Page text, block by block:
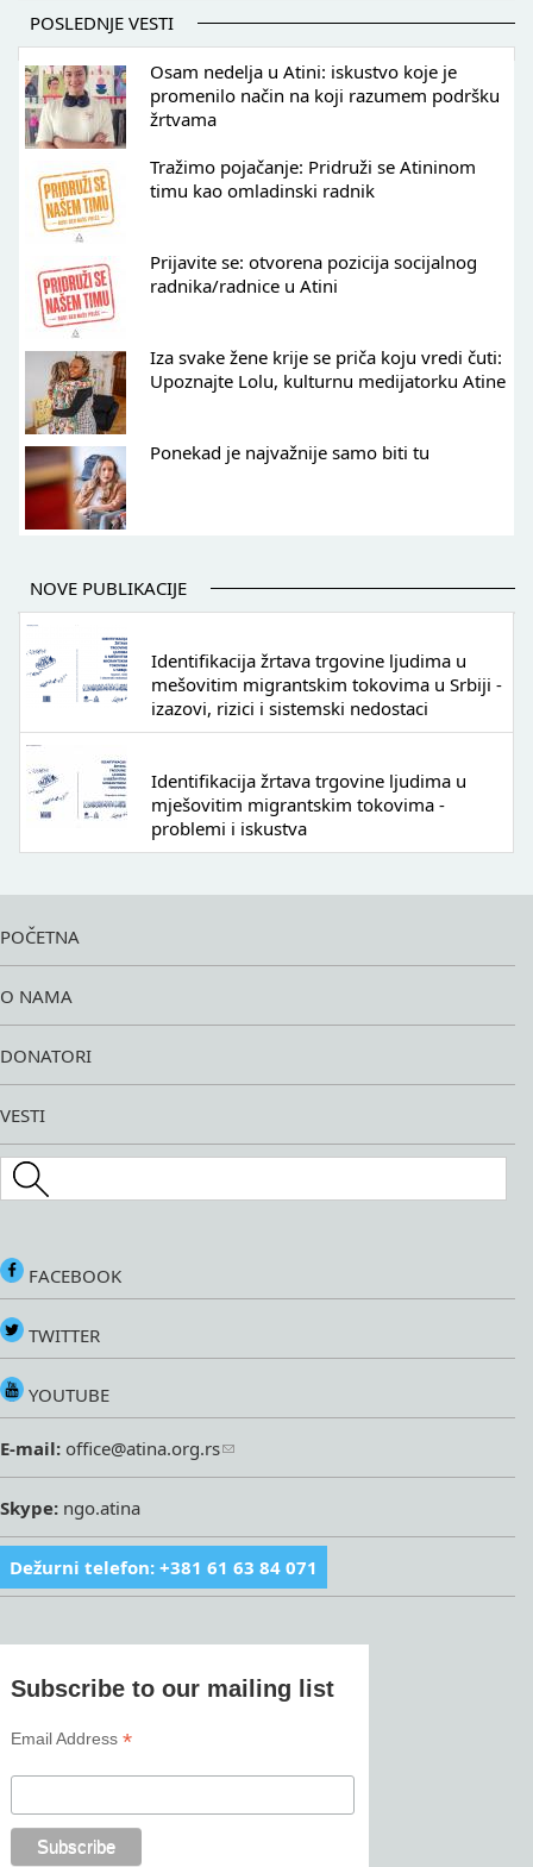
POSLEDNJE VESTI
Osam nedelja u Atini: iskustvo koje je
promenilo način na koji razumem podršku
žrtvama
Tražimo pojačanje: Pridruži se Atininom
timu kao omladinski radnik
Prijavite se: otvorena pozicija socijalnog
radnika/radnice u Atini
Iza svake žene krije se priča koju vredi čuti:
Upoznajte Lolu, kulturnu medijatorku Atine
Ponekad je najvažnije samo biti tu
NOVE PUBLIKACIJE
Identifikacija žrtava trgovine ljudima u
mešovitim migrantskim tokovima u Srbiji -
izazovi, rizici i sistemski nedostaci
Identifikacija žrtava trgovine ljudima u
mješovitim migrantskim tokovima -
problemi i iskustva
POČETNA
O NAMA
DONATORI
VESTI
Search this site
FACEBOOK
TWITTER
YOUTUBE
E-mail: office@atina.org.rs
Skype: ngo.atina
Dežurni telefon: +381 61 63 84 071
Subscribe to our mailing list
Email Address*